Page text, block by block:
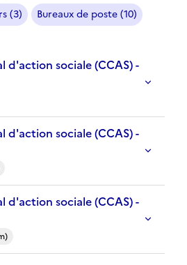
(3)
Bureaux de poste (10)